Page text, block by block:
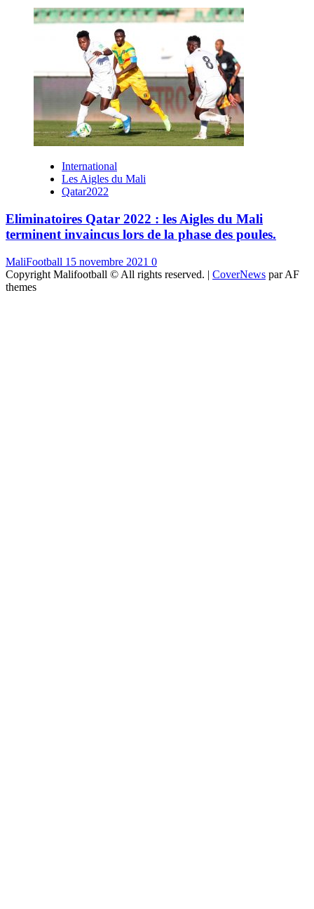
International
Les Aigles du Mali
Qatar2022
Eliminatoires Qatar 2022 : les Aigles du Mali
terminent invaincus lors de la phase des poules.
MaliFootball 15 novembre 2021 0
Copyright Malifootball © All rights reserved. | CoverNews par AF
themes